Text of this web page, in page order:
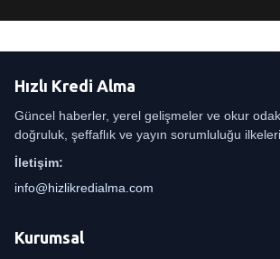
Hızlı Kredi Alma
Güncel haberler, yerel gelişmeler ve okur
doğruluk, şeffaflık ve yayın sorumluluğu
İletişim:
info@hizlikredialma.com
Kurumsal